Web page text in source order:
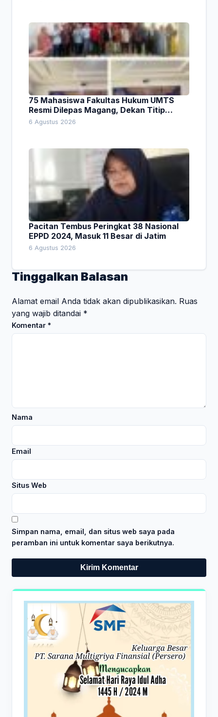
75 Mahasiswa Fakultas Hukum UMTS
Resmi Dilepas Magang, Dekan Titip
Empat Pesan Penting
6 Agustus 2026
Pacitan Tembus Peringkat 38 Nasional
EPPD 2024, Masuk 11 Besar di Jatim
6 Agustus 2026
Tinggalkan Balasan
Alamat email Anda tidak akan dipublikasikan. Ruas
yang wajib ditandai *
Komentar *
Nama
Email
Situs Web
Simpan nama, email, dan situs web saya pada
peramban ini untuk komentar saya berikutnya.